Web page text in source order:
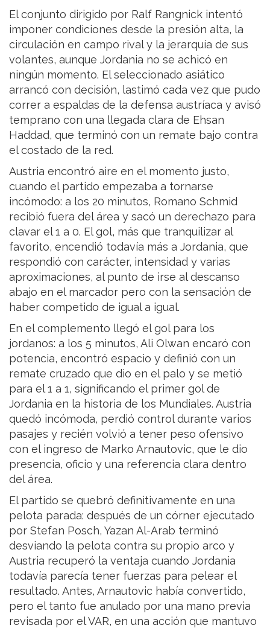
El conjunto dirigido por Ralf Rangnick intentó
imponer condiciones desde la presión alta, la
circulación en campo rival y la jerarquía de sus
volantes, aunque Jordania no se achicó en
ningún momento. El seleccionado asiático
arrancó con decisión, lastimó cada vez que pudo
correr a espaldas de la defensa austríaca y avisó
temprano con una llegada clara de Ehsan
Haddad, que terminó con un remate bajo contra
el costado de la red.
Austria encontró aire en el momento justo,
cuando el partido empezaba a tornarse
incómodo: a los 20 minutos, Romano Schmid
recibió fuera del área y sacó un derechazo para
clavar el 1 a 0. El gol, más que tranquilizar al
favorito, encendió todavía más a Jordania, que
respondió con carácter, intensidad y varias
aproximaciones, al punto de irse al descanso
abajo en el marcador pero con la sensación de
haber competido de igual a igual.
En el complemento llegó el gol para los
jordanos: a los 5 minutos, Ali Olwan encaró con
potencia, encontró espacio y definió con un
remate cruzado que dio en el palo y se metió
para el 1 a 1, significando el primer gol de
Jordania en la historia de los Mundiales. Austria
quedó incómoda, perdió control durante varios
pasajes y recién volvió a tener peso ofensivo
con el ingreso de Marko Arnautovic, que le dio
presencia, oficio y una referencia clara dentro
del área.
El partido se quebró definitivamente en una
pelota parada: después de un córner ejecutado
por Stefan Posch, Yazan Al-Arab terminó
desviando la pelota contra su propio arco y
Austria recuperó la ventaja cuando Jordania
todavía parecía tener fuerzas para pelear el
resultado. Antes, Arnautovic había convertido,
pero el tanto fue anulado por una mano previa
revisada por el VAR, en una acción que mantuvo